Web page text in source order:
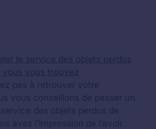
le service des objets perdus
vous vous trouvez
pas à retrouver votre
vous conseillons de passer un
des objets perdus de
avez l’impression de l’avoir